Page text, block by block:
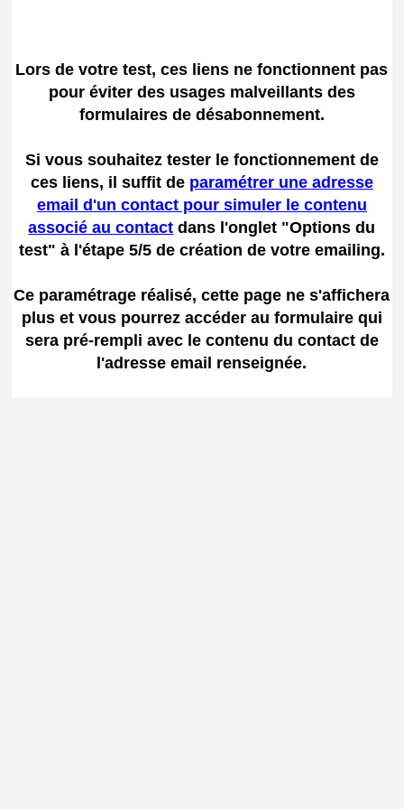
Lors de votre test, ces liens ne fonctionnent pas
pour éviter des usages malveillants des
formulaires de désabonnement.
Si vous souhaitez tester le fonctionnement de
ces liens, il suffit de paramétrer une adresse
email d'un contact pour simuler le contenu
associé au contact dans l'onglet "Options du
test" à l'étape 5/5 de création de votre emailing.
Ce paramétrage réalisé, cette page ne s'affichera
plus et vous pourrez accéder au formulaire qui
sera pré-rempli avec le contenu du contact de
l'adresse email renseignée.